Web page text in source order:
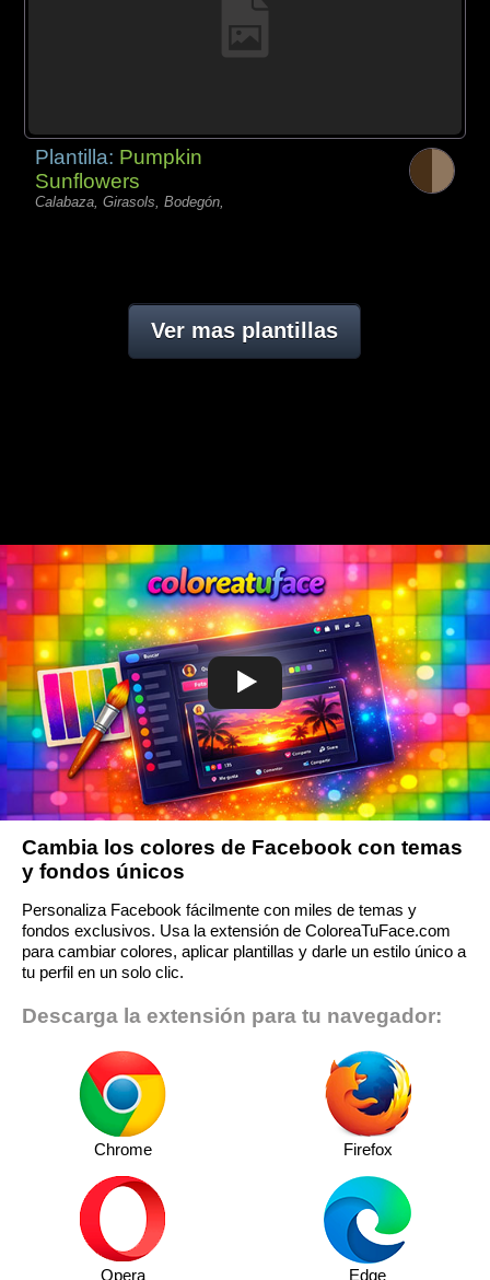
Plantilla: Pumpkin
Sunflowers
Calabaza, Girasols, Bodegón,
Ver mas plantillas
Cambia los colores de Facebook con temas
y fondos únicos
Personaliza Facebook fácilmente con miles de temas y
fondos exclusivos. Usa la extensión de ColoreaTuFace.com
para cambiar colores, aplicar plantillas y darle un estilo único a
tu perfil en un solo clic.
Descarga la extensión para tu navegador:
Chrome Firefox
Opera Edge